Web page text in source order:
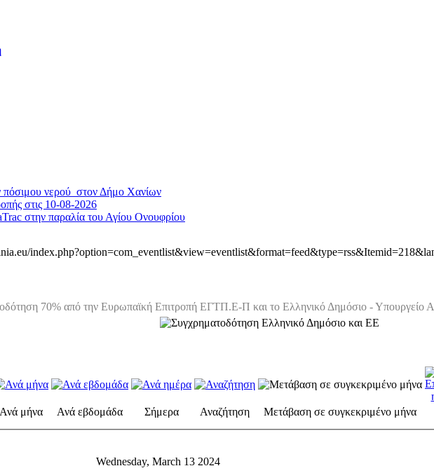
πόσιμου νερού στον Δήμο Χανίων
στις 10-08-2026
στην παραλία του Αγίου Ονουφρίου
70% από την Ευρωπαϊκή Επιτροπή ΕΓΤΠ.Ε-Π και το Ελληνικό Δημόσιο - Υπουργείο
Ανά μήνα Ανά εβδομάδα Σήμερα Αναζήτηση
Μετάβαση σε συγκεκριμένο μήνα
Wednesday, March 13 2024